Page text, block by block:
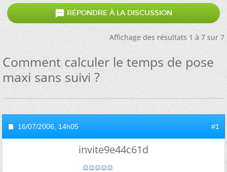
 RÉPONDRE À LA DISCUSSION
Affichage des résultats 1 à 7 sur 7
Comment calculer le temps de pose
maxi sans suivi ?
16/07/2006, 14h05 #1
invite9e44c61d